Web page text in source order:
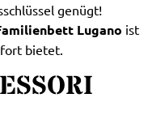
genügt!
Lugano ist
bietet.